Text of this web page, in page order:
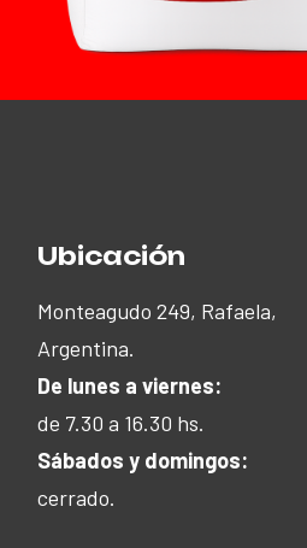
Ubicación
Monteagudo 249, Rafaela,
Argentina.
De lunes a viernes:
de 7.30 a 16.30 hs.
Sábados y domingos:
cerrado.